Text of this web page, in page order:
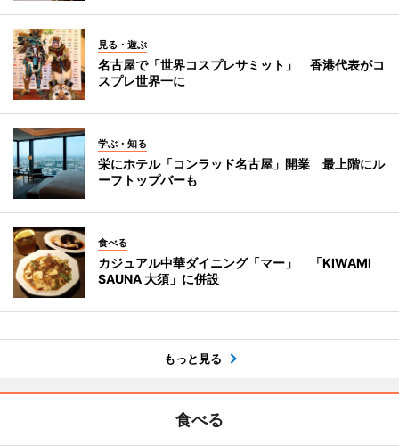
見る・遊ぶ
名古屋で「世界コスプレサミット」 香港代表がコ
スプレ世界一に
学ぶ・知る
栄にホテル「コンラッド名古屋」開業 最上階にル
ーフトップバーも
食べる
カジュアル中華ダイニング「マー」 「KIWAMI
SAUNA 大須」に併設
もっと見る
食べる